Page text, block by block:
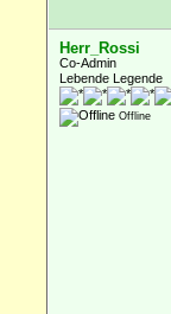
Herr_Rossi
Co-Admin
Lebende Legende
Offline